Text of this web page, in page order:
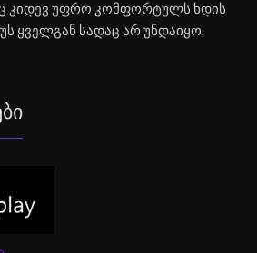
კიდევ უფრო კომფორტულს ხდის
ყველგან სადაც არ უნდაიყო.